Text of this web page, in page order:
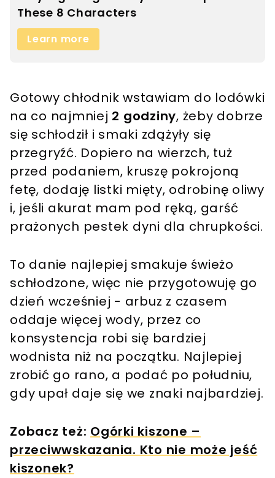
Gotowy chłodnik wstawiam do lodówki
na co najmniej 2 godziny, żeby dobrze
się schłodził i smaki zdążyły się
przegryźć. Dopiero na wierzch, tuż
przed podaniem, kruszę pokrojoną
fetę, dodaję listki mięty, odrobinę oliwy
i, jeśli akurat mam pod ręką, garść
prażonych pestek dyni dla chrupkości.
To danie najlepiej smakuje świeżo
schłodzone, więc nie przygotowuję go
dzień wcześniej - arbuz z czasem
oddaje więcej wody, przez co
konsystencja robi się bardziej
wodnista niż na początku. Najlepiej
zrobić go rano, a podać po południu,
gdy upał daje się we znaki najbardziej.
Zobacz też: Ogórki kiszone –
przeciwwskazania. Kto nie może jeść
kiszonek?